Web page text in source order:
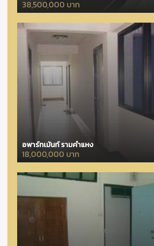
38,500,000 บาท
อพาร์ทเม้นท์ รามคำแหง
18,000,000 บาท